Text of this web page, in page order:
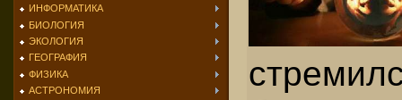
ИНФОРМАТИКА
БИОЛОГИЯ
ЭКОЛОГИЯ
ГЕОГРАФИЯ
ФИЗИКА
АСТРОНОМИЯ